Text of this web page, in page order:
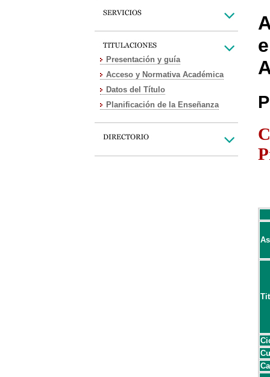
Presentación y guía
Acceso y Normativa Académica
Datos del Título
Planificación de la Enseñanza